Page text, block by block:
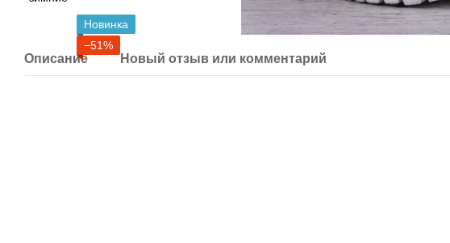
Новинка
−51%
Описание Новый отзыв или комментарий